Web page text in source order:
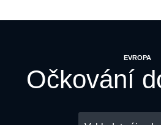
EVROPA
Očkování